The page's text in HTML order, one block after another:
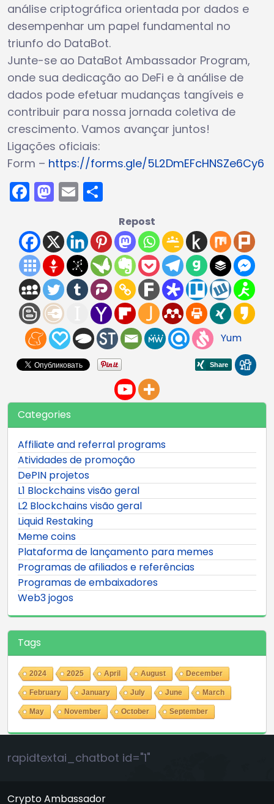
análise criptográfica orientada por dados e
desempenhar um papel fundamental no
triunfo do DataBot.
Junte-se ao DataBot Ambassador Program,
onde sua dedicação ao DeFi e à análise de
dados pode efetuar mudanças tangíveis e
contribuir para nossa jornada coletiva de
crescimento. Vamos avançar juntos!
Ligações oficiais:
Form – https://forms.gle/5L2DmEFcHNSZe6Cy6
Facebook
Mastodon
Email
Repost
Yum
Categories
Affiliate and referral programs
Atividades de promoção
DePIN projetos
L1 Blockchains visão geral
L2 Blockchains visão geral
Liquid Restaking
Meme coins
Plataforma de lançamento para memes
Programas de afiliados e referências
Programas de embaixadores
Web3 jogos
Tags
2024 2025 April August December
February January July June March
May November October September
rapidtextai_chatbot id="1"
Crypto Ambassador